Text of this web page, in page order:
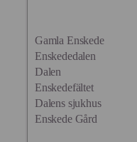
Gamla Enskede
Enskededalen
Dalen
Enskedefältet
Dalens sjukhus
Enskede Gård